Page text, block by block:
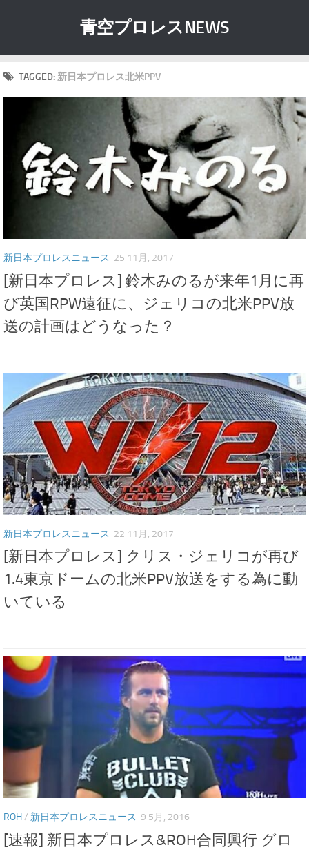
青空プロレスNEWS
TAGGED: 新日本プロレス北米PPV
新日本プロレスニュース 25 11月, 2017
[新日本プロレス] 鈴木みのるが来年1月に再
び英国RPW遠征に、ジェリコの北米PPV放
送の計画はどうなった？
新日本プロレスニュース 22 11月, 2017
[新日本プロレス] クリス・ジェリコが再び
1.4東京ドームの北米PPV放送をする為に動
いている
ROH/ 新日本プロレスニュース 9 5月, 2016
[速報] 新日本プロレス&ROH合同興行 グロ